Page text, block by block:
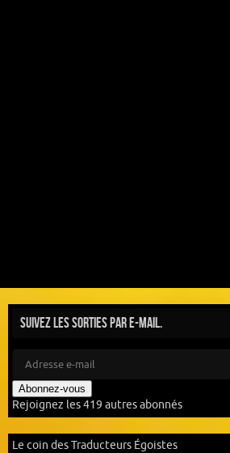
Suivez les sorties par e-mail.
Abonnez-vous
Rejoignez les 419 autres abonnés
Le coin des Traducteurs Égoistes